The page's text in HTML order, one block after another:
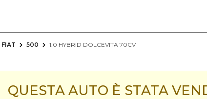
FIAT 500 1.0 HYBRID DOLCEVITA 70CV
QUESTA AUTO È STATA